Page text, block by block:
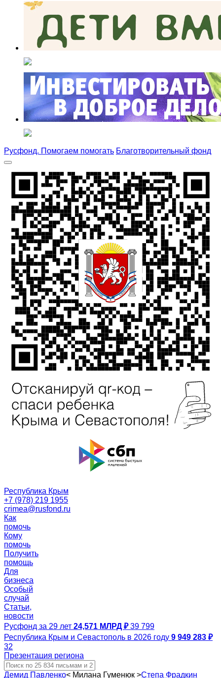
Русфонд. Помогаем помогать Благотворительный фонд
Республика Крым
+7 (978) 219 1955
crimea@rusfond.ru
Как
помочь
Кому
помочь
Получить
помощь
Для
бизнеса
Особый
случай
Статьи,
новости
Русфонд за 29 лет 24,571 МЛРД ₽ 39 799
Республика Крым и Севастополь в 2026 году 9 949 283 ₽
32
Презентация региона
Демид Павленко< Милана Гуменюк >Степа Фрадкин